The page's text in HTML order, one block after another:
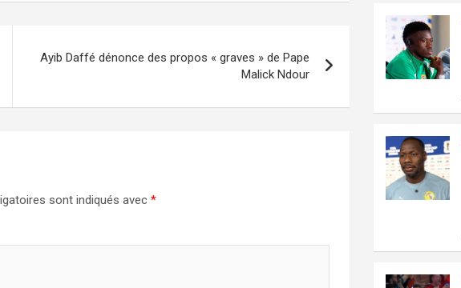
Ayib Daffé dénonce des propos « graves » de Pape
Malick Ndour
sont indiqués avec *